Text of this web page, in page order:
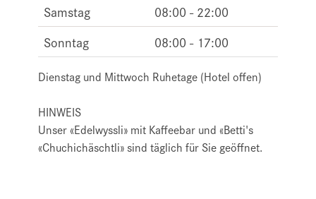
Samstag
08:00 - 22:00
Sonntag
08:00 - 17:00
Dienstag und Mittwoch Ruhetage (Hotel offen)
HINWEIS
Unser «Edelwyssli» mit Kaffeebar und «Betti's
«Chuchichäschtli» sind täglich für Sie geöffnet.